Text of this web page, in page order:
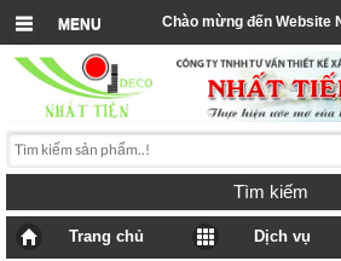
MENU
Tìm kiếm
Trang chủ Dịch vụ